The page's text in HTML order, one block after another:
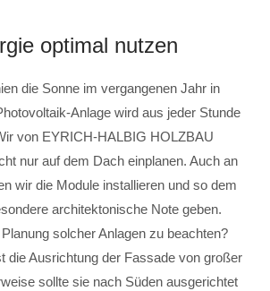
optimal nutzen
die Sonne im vergangenen Jahr in
Anlage wird aus jeder Stunde
von EYRICH-HALBIG HOLZBAU
nur auf dem Dach einplanen. Auch an
wir die Module installieren und so dem
architektonische Note geben.
solcher Anlagen zu beachten?
die Ausrichtung der Fassade von großer
sollte sie nach Süden ausgerichtet